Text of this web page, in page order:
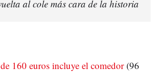
al cole más cara de la historia
160 euros incluye el comedor(96